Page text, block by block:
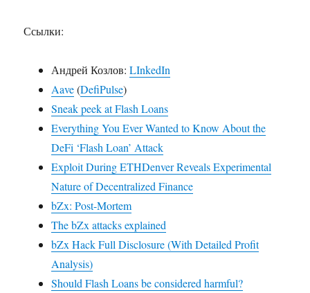
Ссылки:
Андрей Козлов:LInkedIn
Aave(DefiPulse)
Sneak peek at Flash Loans
Everything You Ever Wanted to Know About the
DeFi ‘Flash Loan’ Attack
Exploit During ETHDenver Reveals Experimental
Nature of Decentralized Finance
bZx: Post-Mortem
The bZx attacks explained
bZx Hack Full Disclosure (With Detailed Profit
Analysis)
Should Flash Loans be considered harmful?